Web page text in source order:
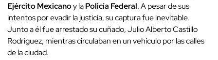
Ejército Mexicanoy laPolicía Federal. A pesar de sus
intentos por evadir la justicia, su captura fue inevitable.
Junto a él fue arrestado su cuñado, Julio Alberto Castillo
Rodríguez, mientras circulaban en un vehículo por las calles
de la ciudad.